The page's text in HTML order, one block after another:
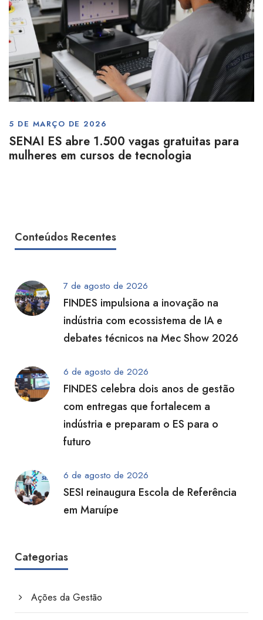
5 DE MARÇO DE 2026
SENAI ES abre 1.500 vagas gratuitas para
mulheres em cursos de tecnologia
Conteúdos Recentes
7 de agosto de 2026
FINDES impulsiona a inovação na
indústria com ecossistema de IA e
debates técnicos na Mec Show 2026
6 de agosto de 2026
FINDES celebra dois anos de gestão
com entregas que fortalecem a
indústria e preparam o ES para o
futuro
6 de agosto de 2026
SESI reinaugura Escola de Referência
em Maruípe
Categorias
Ações da Gestão